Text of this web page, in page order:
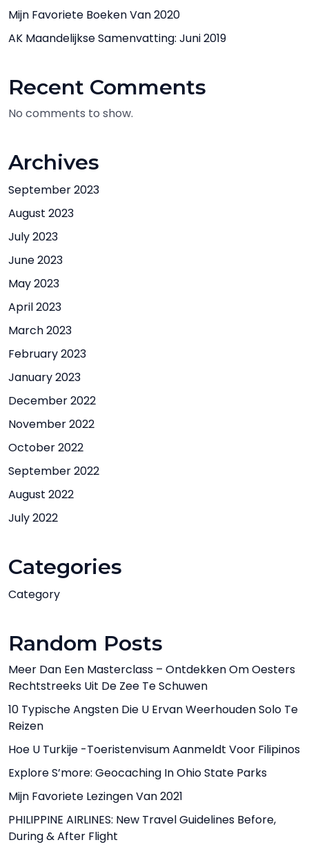
Mijn Favoriete Boeken Van 2020
AK Maandelijkse Samenvatting: Juni 2019
Recent Comments
No comments to show.
Archives
September 2023
August 2023
July 2023
June 2023
May 2023
April 2023
March 2023
February 2023
January 2023
December 2022
November 2022
October 2022
September 2022
August 2022
July 2022
Categories
Category
Random Posts
Meer Dan Een Masterclass – Ontdekken Om Oesters
Rechtstreeks Uit De Zee Te Schuwen
10 Typische Angsten Die U Ervan Weerhouden Solo Te
Reizen
Hoe U Turkije -toeristenvisum Aanmeldt Voor Filipinos
Explore S’more: Geocaching In Ohio State Parks
Mijn Favoriete Lezingen Van 2021
PHILIPPINE AIRLINES: New Travel Guidelines Before,
During & After Flight